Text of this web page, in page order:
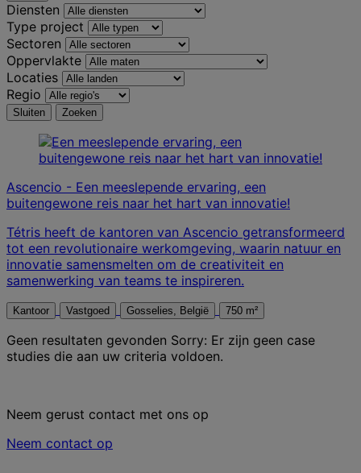
Diensten
Type project
Sectoren
Oppervlakte
Locaties
Regio
Sluiten Zoeken
Ascencio - Een meeslepende ervaring, een
buitengewone reis naar het hart van innovatie!
Tétris heeft de kantoren van Ascencio getransformeerd
tot een revolutionaire werkomgeving, waarin natuur en
innovatie samensmelten om de creativiteit en
samenwerking van teams te inspireren.
Kantoor Vastgoed Gosselies, België 750 m²
Geen resultaten gevonden Sorry: Er zijn geen case
studies die aan uw criteria voldoen.
Neem gerust contact met ons op
Neem contact op